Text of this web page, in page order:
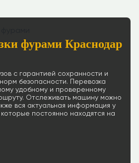
фурами Краснодар
с гарантией сохранности и
безопасности. Перевозка
удобному и проверенному
Отслеживать машину можно
вся актуальная информация у
постоянно находятся на